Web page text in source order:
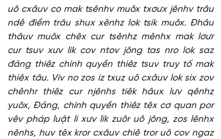
uô cxâuv co mak tsênhv muôx txơưx jênhv trâu
ndê điểm trâu shux xênhz lok tsik muôx. Đhâu
thâuv muôx chêx cur tsênhz mênhx mak lơưr
cur tsuv xưv lik cov ntov jông tas nro lok saz
đảng thiêz chính quyền thiêz tsuv truy tố mak
thiêx tâu. Viv no zos iz txuz uô cxâuv lok six zov
chênhr thiêz cur njênhs tiêk hâux lưv qênhz
yuôx, Đảng, chính quyền thiêz têx cơ quan por
vêv pháp luật li xưv lik zuôr uô jông, zos lênhx
nênhs, huv têx kror cxâuv chiê tror uô cov ngaz